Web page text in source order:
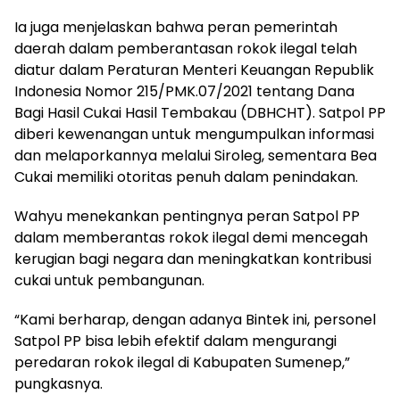
Ia juga menjelaskan bahwa peran pemerintah
daerah dalam pemberantasan rokok ilegal telah
diatur dalam Peraturan Menteri Keuangan Republik
Indonesia Nomor 215/PMK.07/2021 tentang Dana
Bagi Hasil Cukai Hasil Tembakau (DBHCHT). Satpol PP
diberi kewenangan untuk mengumpulkan informasi
dan melaporkannya melalui Siroleg, sementara Bea
Cukai memiliki otoritas penuh dalam penindakan.
Wahyu menekankan pentingnya peran Satpol PP
dalam memberantas rokok ilegal demi mencegah
kerugian bagi negara dan meningkatkan kontribusi
cukai untuk pembangunan.
“Kami berharap, dengan adanya Bintek ini, personel
Satpol PP bisa lebih efektif dalam mengurangi
peredaran rokok ilegal di Kabupaten Sumenep,”
pungkasnya.